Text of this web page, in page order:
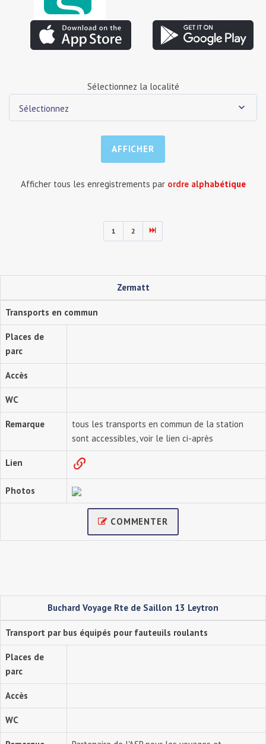
Sélectionnez la localité
Sélectionnez
Afficher tous les enregistrements par ordre alphabétique
1 2
Zermatt
Transports en commun
Places de
parc
Accès
WC
Remarque
tous les transports en commun de la station
sont accessibles, voir le lien ci-après
Lien
Photos
COMMENTER
Buchard Voyage Rte de Saillon 13 Leytron
Transport par bus équipés pour fauteuils roulants
Places de
parc
Accès
WC